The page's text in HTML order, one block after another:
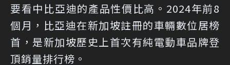
要看中比亞迪的產品性價比高。2024年前8
個月，比亞迪在新加坡註冊的車輛數位居榜
首，是新加坡歷史上首次有純電動車品牌登
頂銷量排行榜。